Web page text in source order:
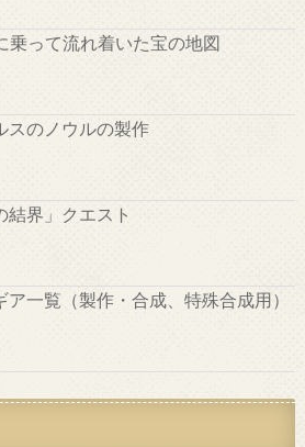
乗って流れ着いた宝の地図
スのノウルの製作
結界」クエスト
ア一覧（製作・合成、特殊合成用）